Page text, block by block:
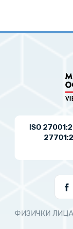
ISO
ФИЗИЧКИ ЛИЦА